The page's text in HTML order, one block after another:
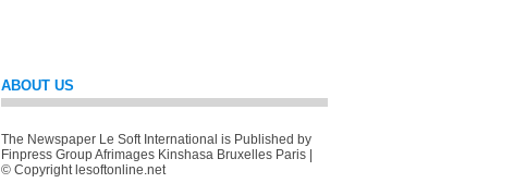
ABOUT US
The Newspaper Le Soft International is Published by
Finpress Group Afrimages Kinshasa Bruxelles Paris |
© Copyright lesoftonline.net